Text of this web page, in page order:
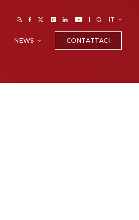
IT
NEWS CONTATTACI